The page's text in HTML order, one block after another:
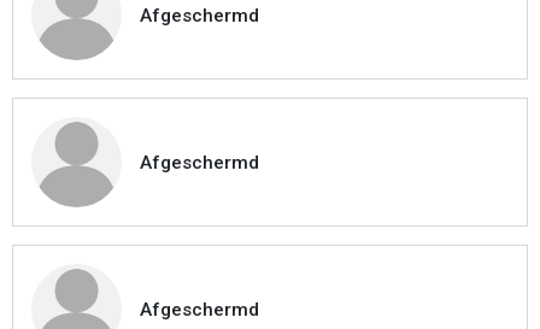
Afgeschermd
Afgeschermd
Afgeschermd